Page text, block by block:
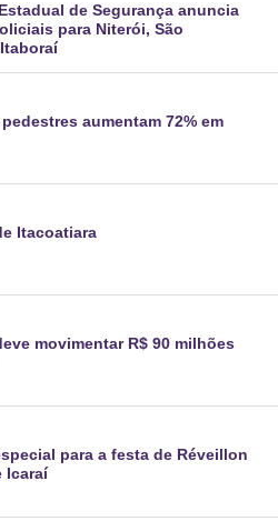
de Segurança anuncia
para Niterói, São
aumentam 72% em
Itacoatiara
movimentar R$ 90 milhões
para a festa de Réveillon
Icaraí